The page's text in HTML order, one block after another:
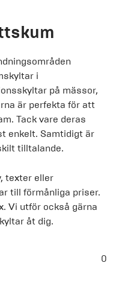
i
på mässor,
är perfekta för att
Tack vare deras
enkelt. Samtidigt är
tilltalande.
texter eller
till förmånliga priser.
Vi utför också gärna
åt dig.
0